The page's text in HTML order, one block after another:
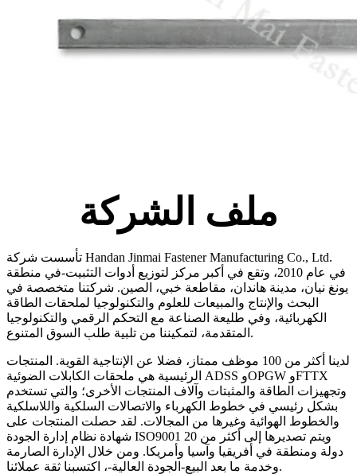
ملف الشركة
تأسست شركة Handan Jinmai Fastener Manufacturing Co., Ltd.
في عام 2010، وتقع في أكبر مركز لتوزيع أدوات التثبيت-في منطقة
يونغ نيان، مدينة هاندان، مقاطعة خبي، الصين. شركتنا متخصصة في
البحث والإنتاج والمبيعات للعلوم والتكنولوجيا لملحقات الطاقة
الكهربائية، وفي طليعة الصناعة مع التحكم الرقمي والتكنولوجيا
المتقدمة، لتمكيننا من تلبية طلب السوق المتنوع.
لدينا أكثر من 100 موظف ممتاز، فضلا عن الإنتاجية القوية. المنتجات
الرئيسية هي ملحقات الكابلات الضوئية ADSS وOPGW وFTTX
وتجهيزات الطاقة والمثبتات وآلاف المنتجات الأخرى؛ والتي تستخدم
بشكل رئيسي في خطوط الكهرباء والاتصالات السلكية واللاسلكية
والخطوط الهوائية وغيرها من المجالات. لقد حصلت المنتجات على
شهادة نظام إدارة الجودة ISO9001 ويتم تصديرها إلى أكثر من 20
دولة ومنطقة في أفريقيا وآسيا وأمريكا. ومن خلال الإدارة الصارمة
وخدمة ما بعد البيع-الجودة العالية-، اكتسبنا ثقة عملائنا.